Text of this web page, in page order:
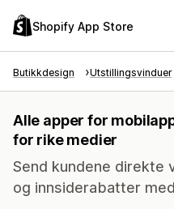
Shopify App Store
Butikkdesign Utstillingsvinduer
Alle apper for
for rike medier
Send kundene direkte
og innsiderabatter